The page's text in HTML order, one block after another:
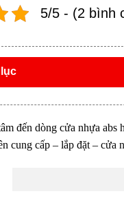
5/5 - (2 bình
lục
đến dòng cửa nhựa
cung cấp – lắp đặt –